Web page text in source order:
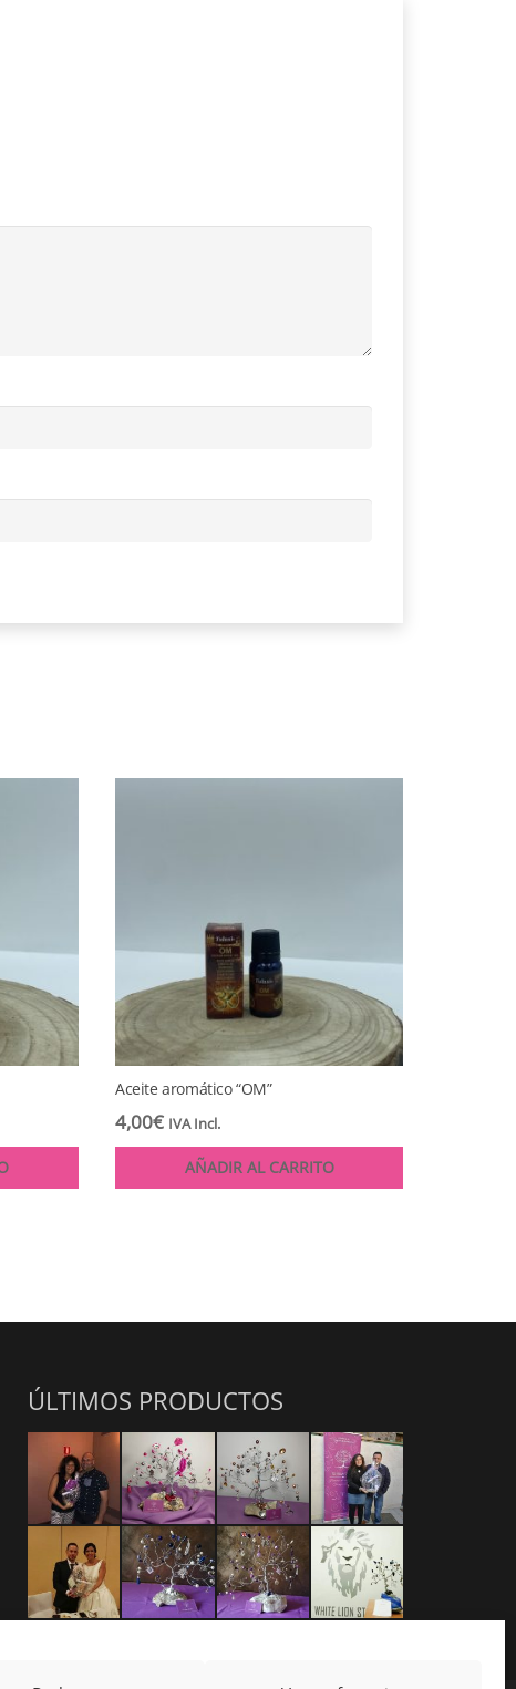
Aceite aromático “OM”
4,00€ IVA Incl.
AÑADIR AL CARRITO
ÚLTIMOS PRODUCTOS